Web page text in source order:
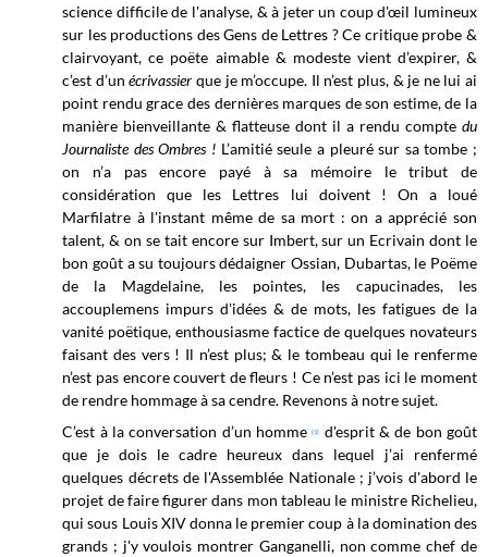
science difficile de l'analyse, & à jeter un coup d'œil lumineux
sur les productions des Gens de Lettres ? Ce critique probe &
clairvoyant, ce poëte aimable & modeste vient d’expirer, &
c’est d’unécrivassier que je m’occupe. Il n’est plus, & je ne lui ai
point rendu grace des dernières marques de son estime, de la
manière bienveillante & flatteuse dont il a rendu compte du
Journaliste des Ombres ! L’amitié seule a pleuré sur sa tombe ;
on n’a pas encore payé à sa mémoire le tribut de
considération que les Lettres lui doivent ! On a loué
Marfilatre à l'instant même de sa mort : on a apprécié son
talent, & on se tait encore sur Imbert, sur un Ecrivain dont le
bon goût a su toujours dédaigner Ossian, Dubartas, le Poëme
de la Magdelaine, les pointes, les capucinades, les
accouplemens impurs d'idées & de mots, les fatigues de la
vanité poëtique, enthousiasme factice de quelques novateurs
faisant des vers ! Il n’est plus; & le tombeau qui le renferme
n’est pas encore couvert de fleurs ! Ce n’est pas ici le moment
de rendre hommage à sa cendre. Revenons à notre sujet.
C’est à la conversation d’un homme(1)
d'esprit & de bon goût
que je dois le cadre heureux dans lequel j’ai renfermé
quelques décrets de l'Assemblée Nationale ; j’vois d'abord le
projet de faire figurer dans mon tableau le ministre Richelieu,
qui sous Louis XIV donna le premier coup à la domination des
grands ; j'y voulois montrer Ganganelli, non comme chef de